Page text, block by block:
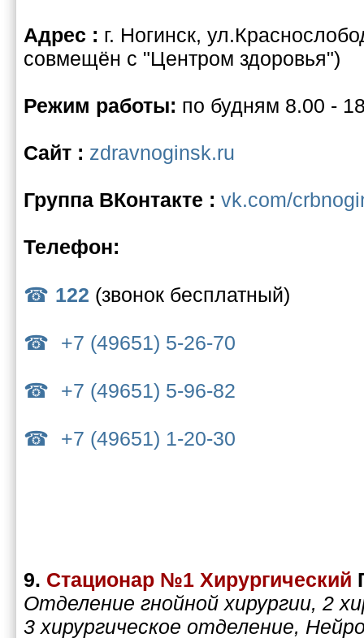
Адрес : г. Ногинск,
совмещён с "Центром здоровья")
Режим работы: по будням 8.00 -
Сайт : zdravnoginsk.ru
Группа ВКонтакте : vk.com/
Телефон:
122 (звонок бесплатный)
+7 (49651) 5-26-70
+7 (49651) 5-96-82
+7 (49651) 1-20-30
9. Стационар №1 Хирургический
Отделение гнойной хирургии, 2
3 хирургическое отделение,